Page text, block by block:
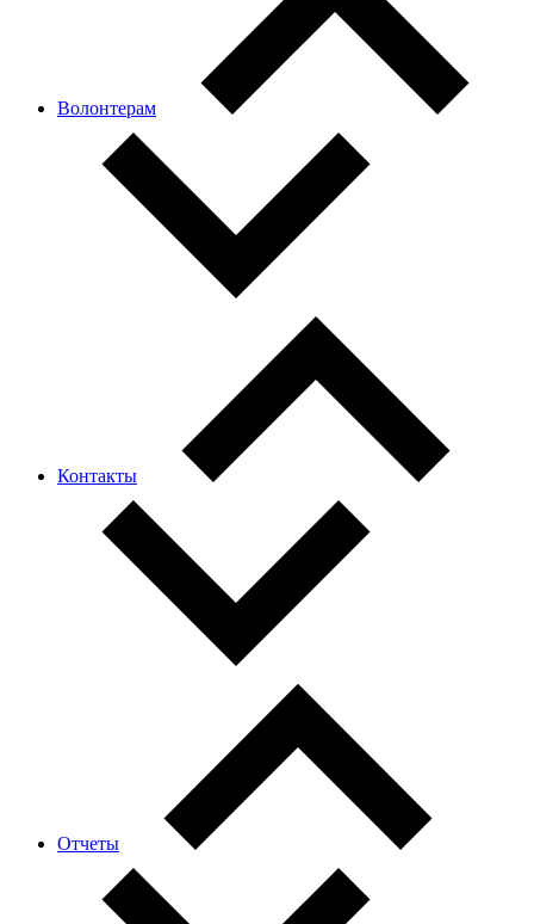
Волонтерам
Контакты
Отчеты